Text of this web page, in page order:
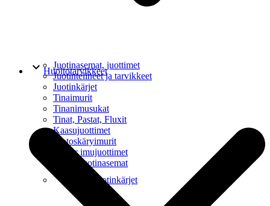
Juotinasemat, juottimet
Juotintelineet ja tarvikkeet
Juotinkärjet
Tinaimurit
Tinanimusukat
Tinat, Pastat, Fluxit
Kaasujuottimet
Juotoskäryimurit
Weller imujuottimet
Weller juotinasemat
keyboard_arrow_down Weller juotinkärjet
keyboard_arrow_downHuoltotarvikkeet